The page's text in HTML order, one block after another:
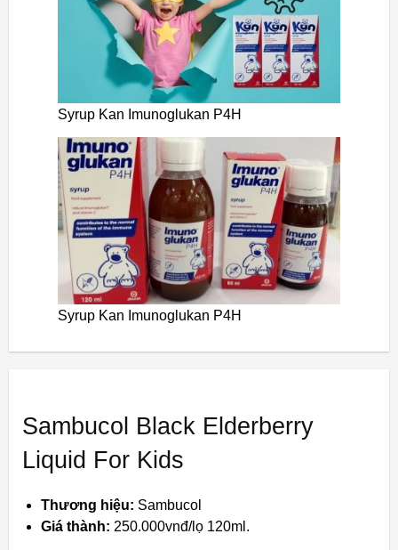
Syrup Kan Imunoglukan P4H
Syrup Kan Imunoglukan P4H
Sambucol Black Elderberry
Liquid For Kids
Thương hiệu: Sambucol
Giá thành: 250.000vnđ/lọ 120ml.